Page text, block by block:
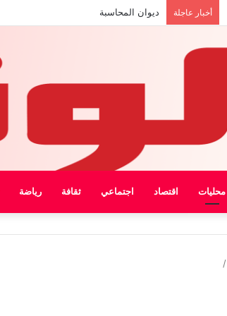
أخبار عاجلة بيان الإتحاد الوطنى العام لعمال ليبيا
محليات اقتصاد اجتماعي ثقافة رياضة
/